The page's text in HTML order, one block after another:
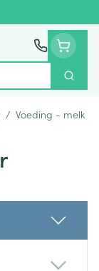
Zoek
/ Voeding - melk